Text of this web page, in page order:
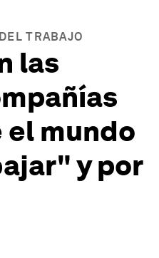
TRABAJO
las
el mundo
y por